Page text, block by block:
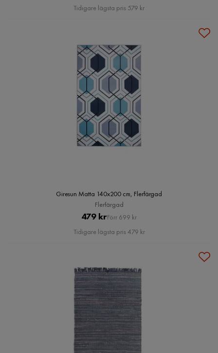
Pris
Tidigare lägsta pris 579 kr
Giresun Matta 140x200 cm, Flerfärgad
Flerfärgad
Pris
479 krOriginal
Pris
Förr 699 kr
Tidigare lägsta pris 479 kr